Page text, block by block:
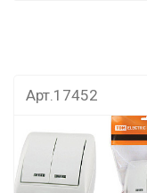
Арт.17452